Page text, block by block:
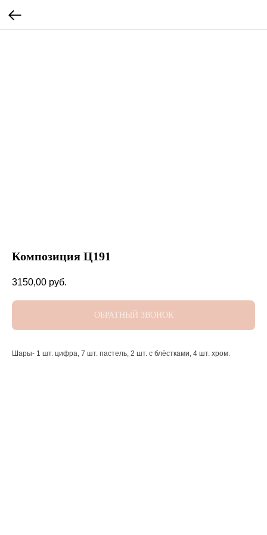
Композиция Ц191
3150,00 руб.
ОБРАТНЫЙ ЗВОНОК
Шары- 1 шт. цифра, 7 шт. пастель, 2 шт. с блёстками, 4 шт. хром.